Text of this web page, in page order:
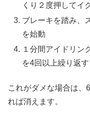
くり２度押してイ
ブレーキを踏み、
を始動
１分間アイドリン
を4回以上繰り返す
これがダメな場合は、
れば消えます。